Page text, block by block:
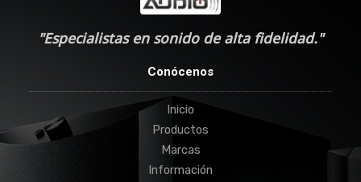
"Especialistas en sonido de alta fidelidad."
Conócenos
Inicio
Productos
Marcas
Información